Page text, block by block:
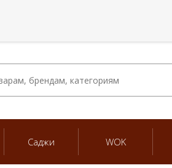
Саджи WOK